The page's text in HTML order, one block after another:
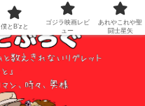
僕とB’zと
ゴジラ映画レビ
ュー
あれやこれや聖
闘士星矢